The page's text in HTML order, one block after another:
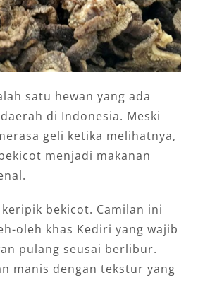
satu hewan yang ada
di Indonesia. Meski
geli ketika melihatnya,
menjadi makanan
bekicot. Camilan ini
oleh khas Kediri yang wajib
pulang seusai berlibur.
manis dengan tekstur yang